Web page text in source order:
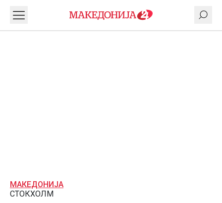
МАКЕДОНИЈА
СТОКХОЛМ